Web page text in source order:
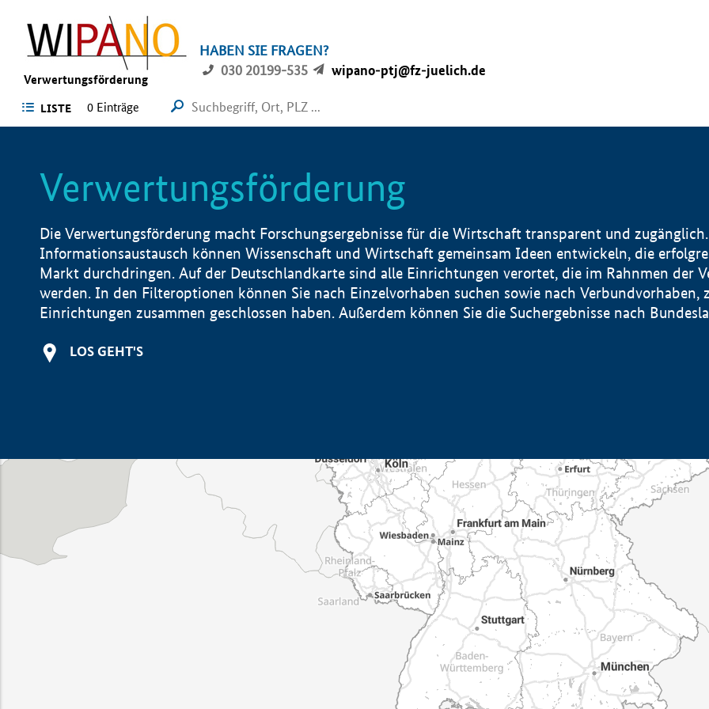
Verwertungsförderung
HABEN SIE FRAGEN?
030 20199-535
wipano-ptj@fz-juelich.de
LISTE 0 Einträge
Verwertungsförderung
Die Verwertungsförderung macht Forschungsergebnisse für die Wirtschaft transparent und
Informationsaustausch können Wissenschaft und Wirtschaft gemeinsam Ideen entwickeln, die
Markt durchdringen. Auf der Deutschlandkarte sind alle Einrichtungen verortet, die im Rahnmen der
werden. In den Filteroptionen können Sie nach Einzelvorhaben suchen sowie nach Verbundvorhaben,
Einrichtungen zusammen geschlossen haben. Außerdem können Sie die Suchergebnisse nach
LOS GEHT'S